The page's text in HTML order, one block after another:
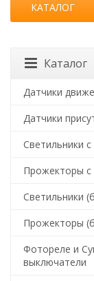
КАТАЛОГ
Каталог
Датчики
Датчики
Светильники
Прожекторы с
Светильники
Прожекторы
Фотореле и
выключатели